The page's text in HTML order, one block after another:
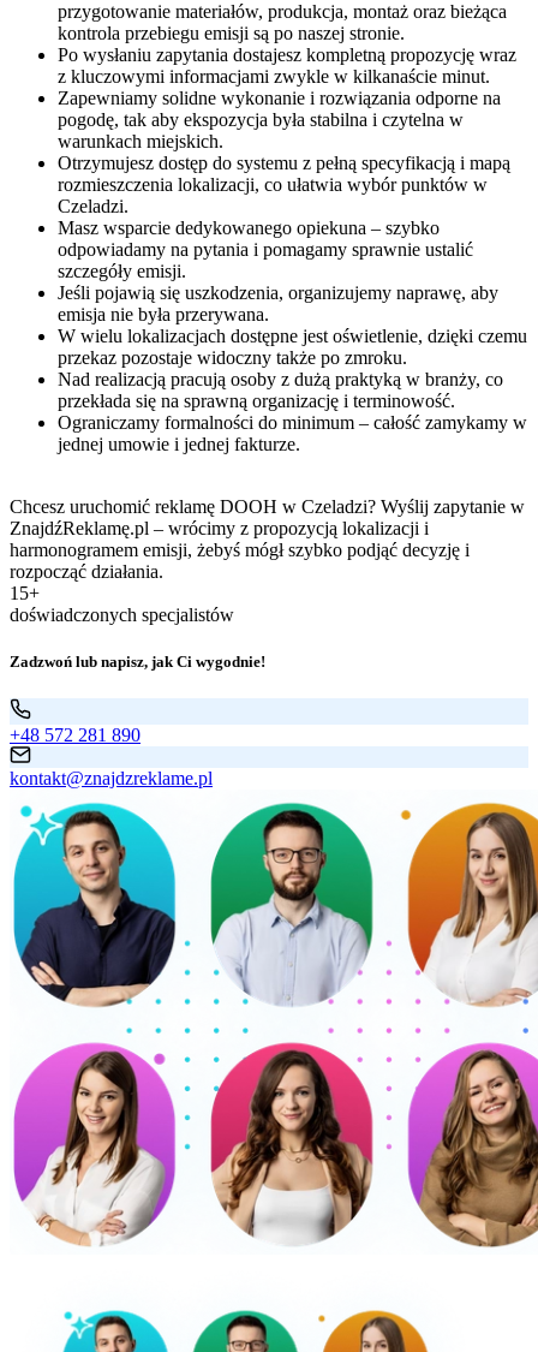
przygotowanie materiałów, produkcja, montaż oraz bieżąca
kontrola przebiegu emisji są po naszej stronie.
Po wysłaniu zapytania dostajesz kompletną propozycję wraz
z kluczowymi informacjami zwykle w kilkanaście minut.
Zapewniamy solidne wykonanie i rozwiązania odporne na
pogodę, tak aby ekspozycja była stabilna i czytelna w
warunkach miejskich.
Otrzymujesz dostęp do systemu z pełną specyfikacją i mapą
rozmieszczenia lokalizacji, co ułatwia wybór punktów w
Czeladzi.
Masz wsparcie dedykowanego opiekuna – szybko
odpowiadamy na pytania i pomagamy sprawnie ustalić
szczegóły emisji.
Jeśli pojawią się uszkodzenia, organizujemy naprawę, aby
emisja nie była przerywana.
W wielu lokalizacjach dostępne jest oświetlenie, dzięki czemu
przekaz pozostaje widoczny także po zmroku.
Nad realizacją pracują osoby z dużą praktyką w branży, co
przekłada się na sprawną organizację i terminowość.
Ograniczamy formalności do minimum – całość zamykamy w
jednej umowie i jednej fakturze.
Chcesz uruchomić reklamę DOOH w Czeladzi? Wyślij zapytanie w
ZnajdźReklamę.pl – wrócimy z propozycją lokalizacji i
harmonogramem emisji, żebyś mógł szybko podjąć decyzję i
rozpocząć działania.
15+
doświadczonych specjalistów
Zadzwoń lub napisz, jak Ci wygodnie!
+48 572 281 890
kontakt@znajdzreklame.pl